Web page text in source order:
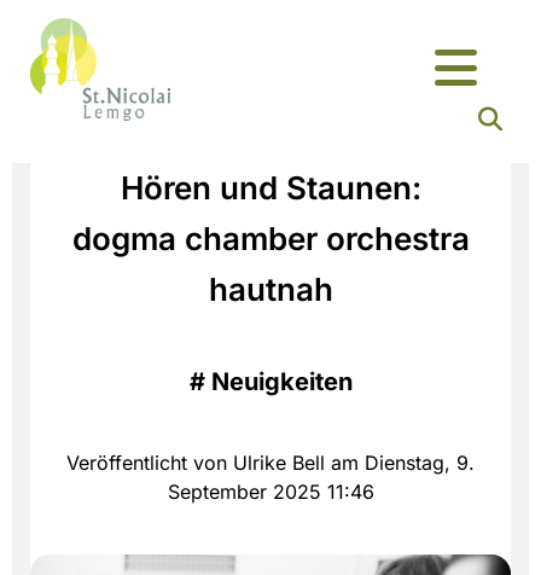
Hören und Staunen:
dogma chamber orchestra
hautnah
# Neuigkeiten
Veröffentlicht von Ulrike Bell am Dienstag, 9.
September 2025 11:46